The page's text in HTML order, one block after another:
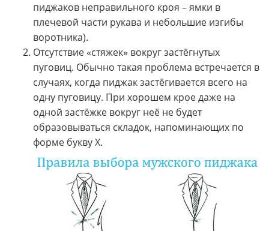
пиджаков неправильного кроя – ямки в
плечевой части рукава и небольшие изгибы
воротника).
Отсутствие «стяжек» вокруг застёгнутых
пуговиц. Обычно такая проблема встречается в
случаях, когда пиджак застёгивается всего на
одну пуговицу. При хорошем крое даже на
одной застёжке вокруг неё не будет
образовываться складок, напоминающих по
форме букву X.